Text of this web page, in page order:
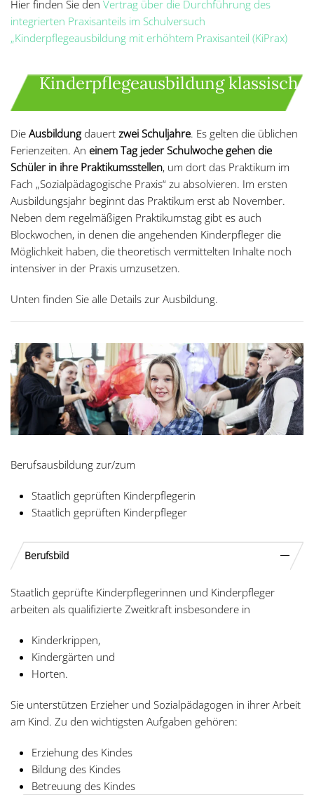
Hier finden Sie den Vertrag über die Durchführung des
integrierten Praxisanteils im Schulversuch
„Kinderpflegeausbildung mit erhöhtem Praxisanteil (KiPrax)
Kinderpflegeausbildung klassisch
Die Ausbildung dauert zwei Schuljahre. Es gelten die üblichen
Ferienzeiten. An einem Tag jeder Schulwoche gehen die
Schüler in ihre Praktikumsstellen, um dort das Praktikum im
Fach „Sozialpädagogische Praxis“ zu absolvieren. Im ersten
Ausbildungsjahr beginnt das Praktikum erst ab November.
Neben dem regelmäßigen Praktikumstag gibt es auch
Blockwochen, in denen die angehenden Kinderpfleger die
Möglichkeit haben, die theoretisch vermittelten Inhalte noch
intensiver in der Praxis umzusetzen.
Unten finden Sie alle Details zur Ausbildung.
Berufsausbildung zur/zum
Staatlich geprüften Kinderpflegerin
Staatlich geprüften Kinderpfleger
Berufsbild
Staatlich geprüfte Kinderpflegerinnen und Kinderpfleger
arbeiten als qualifizierte Zweitkraft insbesondere in
Kinderkrippen,
Kindergärten und
Horten.
Sie unterstützen Erzieher und Sozialpädagogen in ihrer Arbeit
am Kind. Zu den wichtigsten Aufgaben gehören:
Erziehung des Kindes
Bildung des Kindes
Betreuung des Kindes